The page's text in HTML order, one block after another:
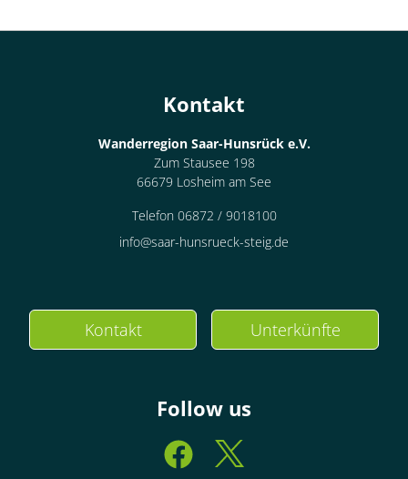
Kontakt
Wanderregion Saar-Hunsrück e.V.
Zum Stausee 198
66679 Losheim am See
Telefon 06872 / 9018100
info@saar-hunsrueck-steig.de
Kontakt Unterkünfte
Follow us